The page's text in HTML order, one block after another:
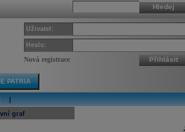
Hledej
Uživatel:
Heslo:
Nová registrace Přihlásit
PATRIA
graf